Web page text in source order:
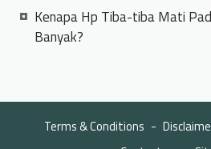
Kenapa Hp Tiba-tiba Mati
Banyak?
Terms & Conditions